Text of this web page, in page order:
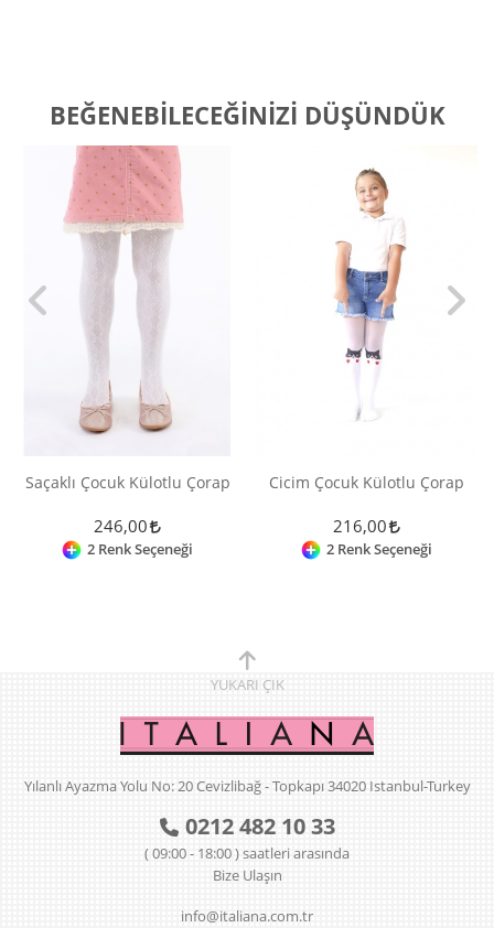
BEĞENEBILECEĞINIZI DÜŞÜNDÜK
Saçaklı Çocuk Külotlu Çorap
246,00
2 Renk Seçeneği
Cicim Çocuk Külotlu Çorap
216,00
2 Renk Seçeneği
YUKARI ÇIK
Yılanlı Ayazma Yolu No: 20 Cevizlibağ - Topkapı 34020 Istanbul-Turkey
0212 482 10 33
( 09:00 - 18:00 ) saatleri arasında
Bize Ulaşın
info@italiana.com.tr